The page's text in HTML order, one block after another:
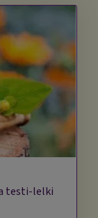
testi-lelki